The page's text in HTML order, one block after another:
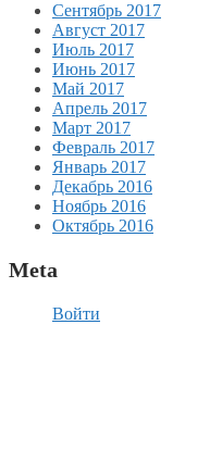
Сентябрь 2017
Август 2017
Июль 2017
Июнь 2017
Май 2017
Апрель 2017
Март 2017
Февраль 2017
Январь 2017
Декабрь 2016
Ноябрь 2016
Октябрь 2016
Meta
Войти